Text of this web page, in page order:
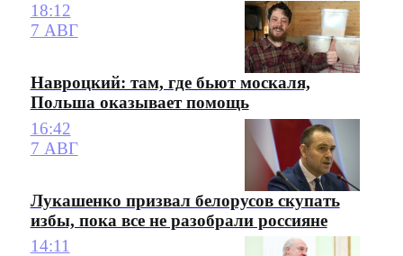
18:12
7 АВГ
Навроцкий: там, где бьют москаля,
Польша оказывает помощь
16:42
7 АВГ
Лукашенко призвал белорусов скупать
избы, пока все не разобрали россияне
14:11